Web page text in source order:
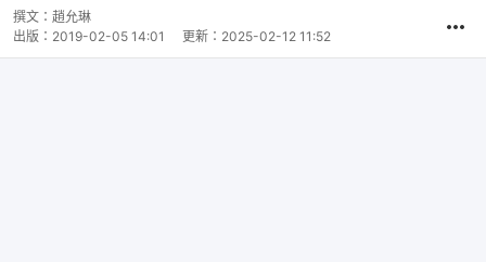
撰文： 趙允琳
出版： 2019-02-05 14:01 更新： 2025-02-12 11:52